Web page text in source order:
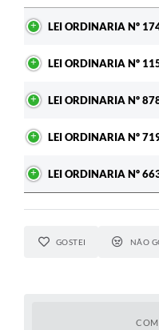
LEI ORDINARIA Nº
LEI ORDINARIA Nº
LEI ORDINARIA Nº
LEI ORDINARIA Nº
LEI ORDINARIA Nº
GOSTEI NÃO